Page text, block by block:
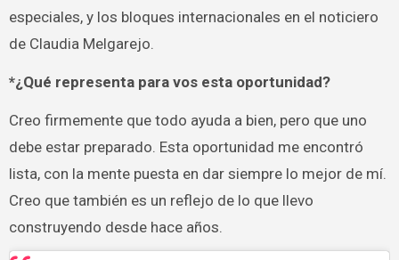
especiales, y los bloques internacionales en el noticiero
de Claudia Melgarejo.
*¿Qué representa para vos esta oportunidad?
Creo firmemente que todo ayuda a bien, pero que uno
debe estar preparado. Esta oportunidad me encontró
lista, con la mente puesta en dar siempre lo mejor de mí.
Creo que también es un reflejo de lo que llevo
construyendo desde hace años.